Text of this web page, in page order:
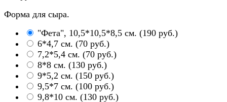
Форма для сыра.
"Фета", 10,5*10,5*8,5 см. (190 руб.)
6*4,7 см. (70 руб.)
7,2*5,4 см. (70 руб.)
8*8 см. (130 руб.)
9*5,2 см. (150 руб.)
9,5*7 см. (100 руб.)
9,8*10 см. (130 руб.)